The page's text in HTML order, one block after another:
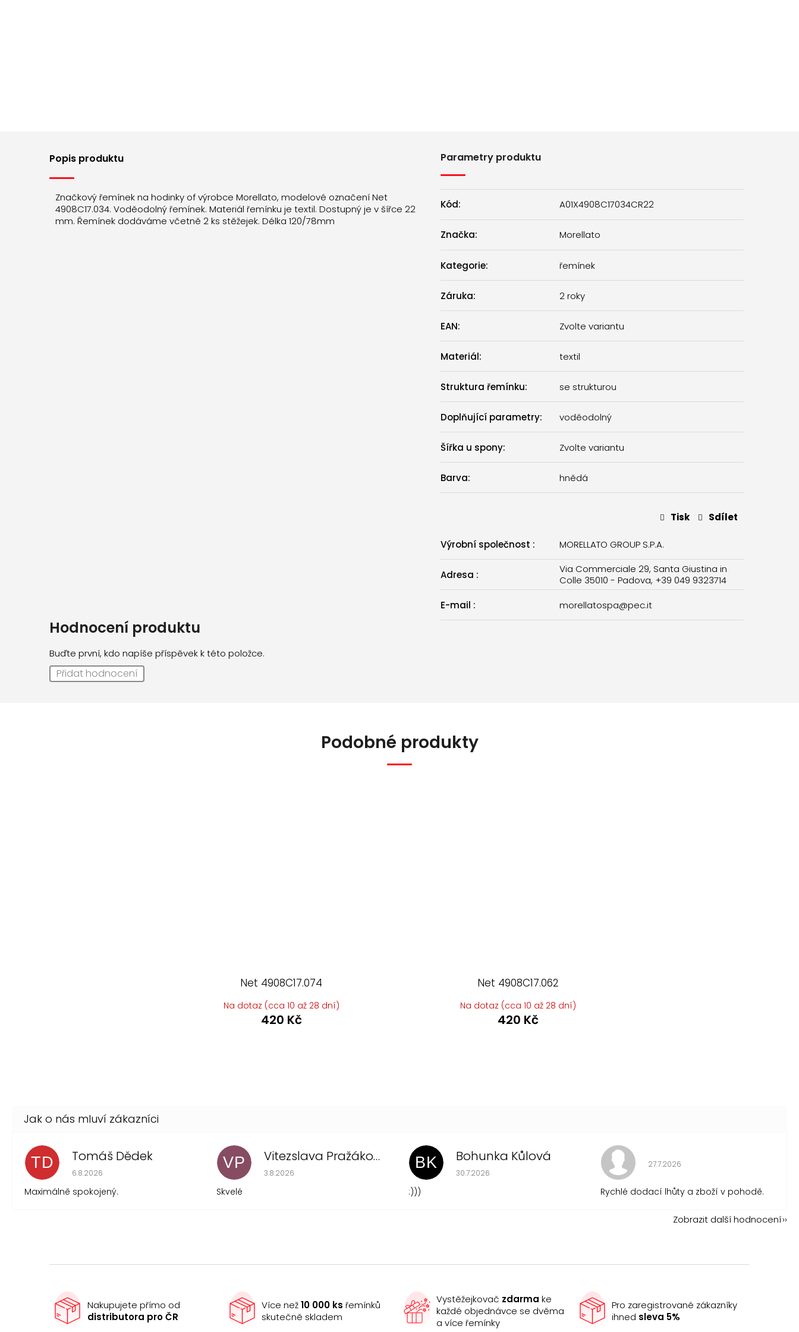
Popis produktu
Značkový řemínek na hodinky of výrobce Morellato, modelové označení Net
4908C17.034. Voděodolný řemínek. Materiál řemínku je textil. Dostupný je v šířce 22
mm. Řemínek dodáváme včetně 2 ks stěžejek. Délka 120/78mm
Parametry produktu
Kód: A01X4908C17034CR22
Značka: Morellato
Kategorie: řemínek
Záruka: 2 roky
EAN: Zvolte variantu
Materiál: textil
Struktura řemínku: se strukturou
Doplňující parametry: voděodolný
Šířka u spony: Zvolte variantu
Barva: hnědá
Tisk Sdílet
Výrobní společnost : MORELLATO GROUP S.P.A.
Adresa :
Via Commerciale 29, Santa Giustina in
Colle 35010 - Padova, +39 049 9323714
E-mail : morellatospa@pec.it
Hodnocení produktu
Buďte první, kdo napíše příspěvek k této položce.
Přidat hodnocení
Podobné produkty
Net 4908C17.074
Na dotaz (cca 10 až 28 dní)
420 Kč
Net 4908C17.062
Na dotaz (cca 10 až 28 dní)
420 Kč
TD Tomáš Dědek
Hodnocení obchodu je 5 z 5 hvězdiček.
6.8.2026
Maximálně spokojený.
VP Vitezslava Pražákova
Hodnocení obchodu je 5 z 5 hvězdiček.
3.8.2026
Skvelé
BK Bohunka Kůlová
Hodnocení obchodu je 5 z 5 hvězdiček.
30.7.2026
:)))
Hodnocení obchodu je 5 z 5
27.7.2026
Rychlé dodací lhůty a zboží v pohodě.
Zobrazit další hodnocení
Nakupujete přímo od
distributora pro ČR
Více než10 000 ks řemínků
skutečně skladem
Vystěžejkovač zdarma ke
každé objednávce se dvěma
a více řemínky
Pro zaregistrované zákazníky
ihned sleva 5%